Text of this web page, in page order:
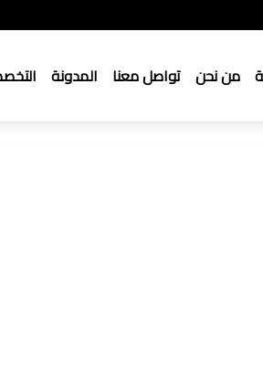
من نحن تواصل معنا المدونة